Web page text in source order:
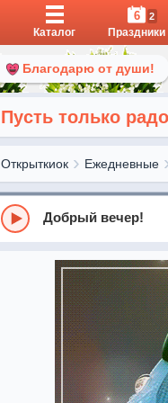
Каталог
6 2
Праздники
Благодарю от души!
Пусть только
Открыткиок Ежедневные
Добрый вечер!